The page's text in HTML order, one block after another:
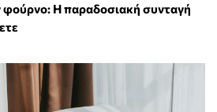
φούρνο: Η παραδοσιακή συνταγή